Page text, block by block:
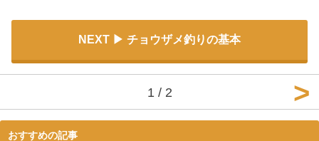
NEXT チョウザメ釣りの基本
1 / 2
おすすめの記事